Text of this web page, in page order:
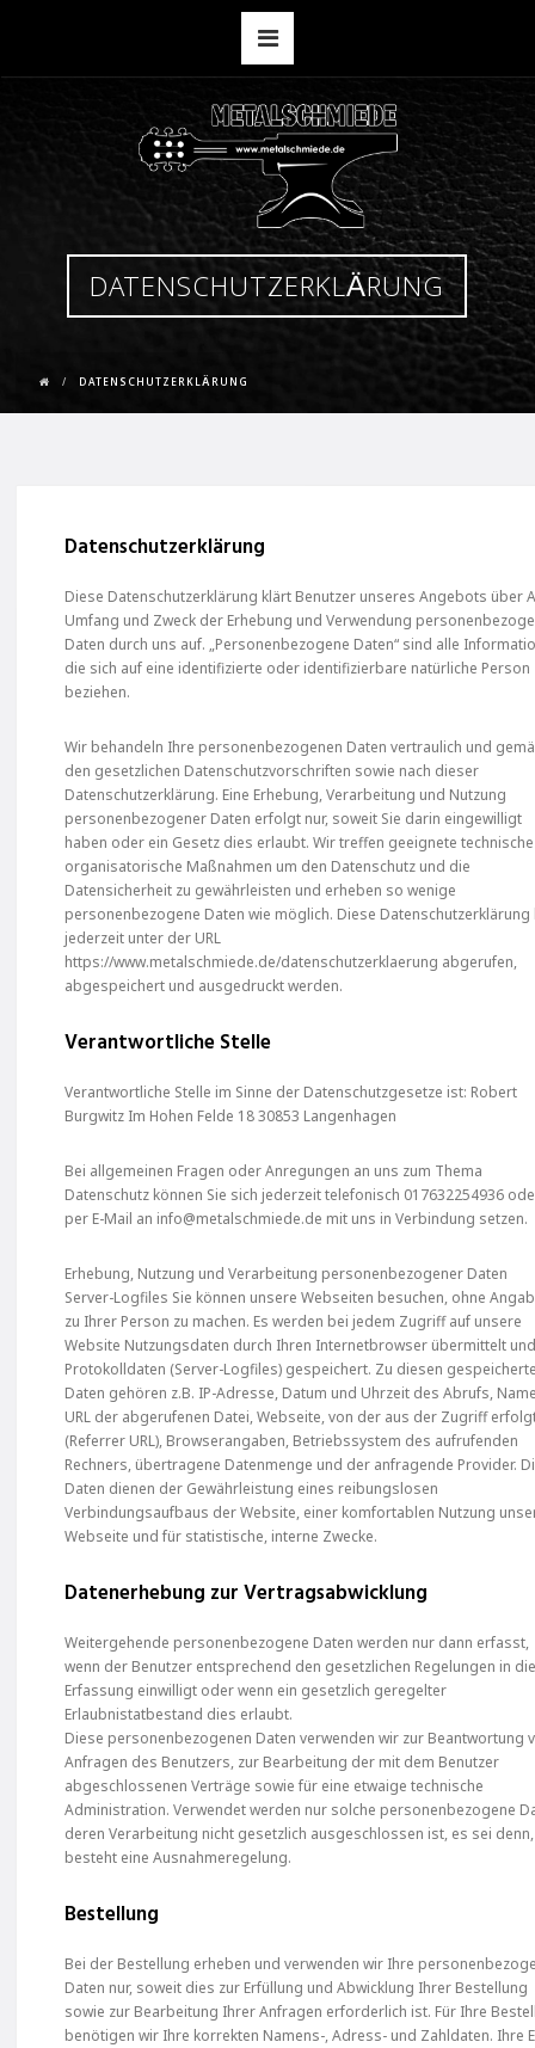
DATENSCHUTZERKLÄRUNG
DATENSCHUTZERKLÄRUNG
Datenschutzerklärung
Diese Datenschutzerklärung klärt Benutzer unseres Angebots über
Umfang und Zweck der Erhebung und Verwendung
Daten durch uns auf. „Personenbezogene Daten“ sind alle
die sich auf eine identifizierte oder identifizierbare natürliche Person
beziehen.
Wir behandeln Ihre personenbezogenen Daten vertraulich und
den gesetzlichen Datenschutzvorschriften sowie nach dieser
Datenschutzerklärung. Eine Erhebung, Verarbeitung und Nutzung
personenbezogener Daten erfolgt nur, soweit Sie darin eingewilligt
haben oder ein Gesetz dies erlaubt. Wir treffen geeignete
organisatorische Maßnahmen um den Datenschutz und die
Datensicherheit zu gewährleisten und erheben so wenige
personenbezogene Daten wie möglich. Diese Datenschutzerklärung
jederzeit unter der URL
https://www.metalschmiede.de/datenschutzerklaerung abgerufen,
abgespeichert und ausgedruckt werden.
Verantwortliche Stelle
Verantwortliche Stelle im Sinne der Datenschutzgesetze ist: Robert
Burgwitz Im Hohen Felde 18 30853 Langenhagen
Bei allgemeinen Fragen oder Anregungen an uns zum Thema
Datenschutz können Sie sich jederzeit telefonisch 017632254936
per E-Mail an info@metalschmiede.de mit uns in Verbindung setzen.
Erhebung, Nutzung und Verarbeitung personenbezogener Daten
Server-Logfiles Sie können unsere Webseiten besuchen, ohne
zu Ihrer Person zu machen. Es werden bei jedem Zugriff auf unsere
Website Nutzungsdaten durch Ihren Internetbrowser übermittelt
Protokolldaten (Server-Logfiles) gespeichert. Zu diesen
Daten gehören z.B. IP-Adresse, Datum und Uhrzeit des Abrufs,
URL der abgerufenen Datei, Webseite, von der aus der Zugriff
(Referrer URL), Browserangaben, Betriebssystem des aufrufenden
Rechners, übertragene Datenmenge und der anfragende Provider.
Daten dienen der Gewährleistung eines reibungslosen
Verbindungsaufbaus der Website, einer komfortablen Nutzung
Webseite und für statistische, interne Zwecke.
Datenerhebung zur Vertragsabwicklung
Weitergehende personenbezogene Daten werden nur dann erfasst,
wenn der Benutzer entsprechend den gesetzlichen Regelungen in
Erfassung einwilligt oder wenn ein gesetzlich geregelter
Erlaubnistatbestand dies erlaubt.
Diese personenbezogenen Daten verwenden wir zur Beantwortung
Anfragen des Benutzers, zur Bearbeitung der mit dem Benutzer
abgeschlossenen Verträge sowie für eine etwaige technische
Administration. Verwendet werden nur solche personenbezogene
deren Verarbeitung nicht gesetzlich ausgeschlossen ist, es sei
besteht eine Ausnahmeregelung.
Bestellung
Bei der Bestellung erheben und verwenden wir Ihre
Daten nur, soweit dies zur Erfüllung und Abwicklung Ihrer Bestellung
sowie zur Bearbeitung Ihrer Anfragen erforderlich ist. Für Ihre
benötigen wir Ihre korrekten Namens-, Adress- und Zahldaten. Ihre